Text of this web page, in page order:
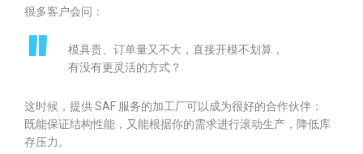
很多客户会问：
模具贵、订单量又不大，直接开模不划算，
有没有更灵活的方式？
这时候，提供 SAF 服务的加工厂可以成为很好的合作伙伴：
既能保证结构性能，又能根据你的需求进行滚动生产，降低库
存压力。